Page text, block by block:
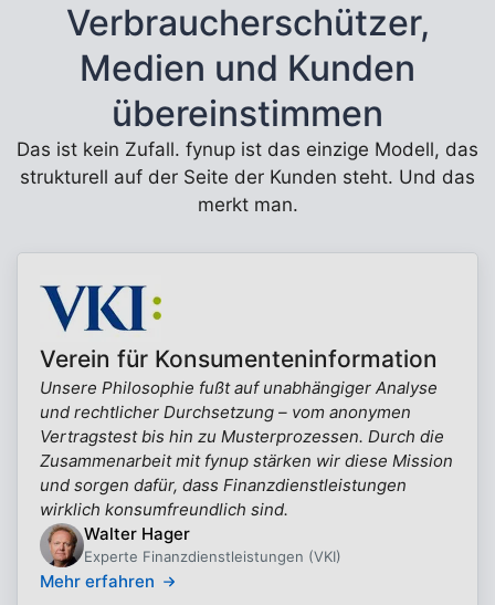
Verbraucherschützer,
Medien und Kunden
übereinstimmen
Das ist kein Zufall. fynup ist das einzige Modell, das
strukturell auf der Seite der Kunden steht. Und das
merkt man.
Verein für Konsumenteninformation
Unsere Philosophie fußt auf unabhängiger Analyse
und rechtlicher Durchsetzung – vom anonymen
Vertragstest bis hin zu Musterprozessen. Durch die
Zusammenarbeit mit fynup stärken wir diese Mission
und sorgen dafür, dass Finanzdienstleistungen
wirklich konsumfreundlich sind.
Walter Hager
Experte Finanzdienstleistungen (VKI)
Mehr erfahren